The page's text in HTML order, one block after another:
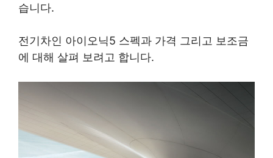
습니다.
전기차인 아이오닉5 스펙과 가격 그리고 보조금
에 대해 살펴 보려고 합니다.